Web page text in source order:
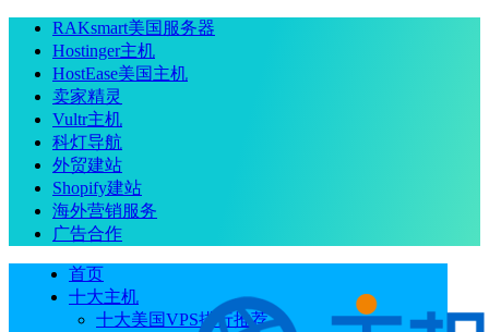
RAKsmart美国服务器
Hostinger主机
HostEase美国主机
卖家精灵
Vultr主机
科灯导航
外贸建站
Shopify建站
海外营销服务
广告合作
首页
十大主机
十大美国VPS排行推荐